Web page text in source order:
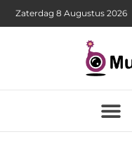
Zaterdag 8 Augustus 2026